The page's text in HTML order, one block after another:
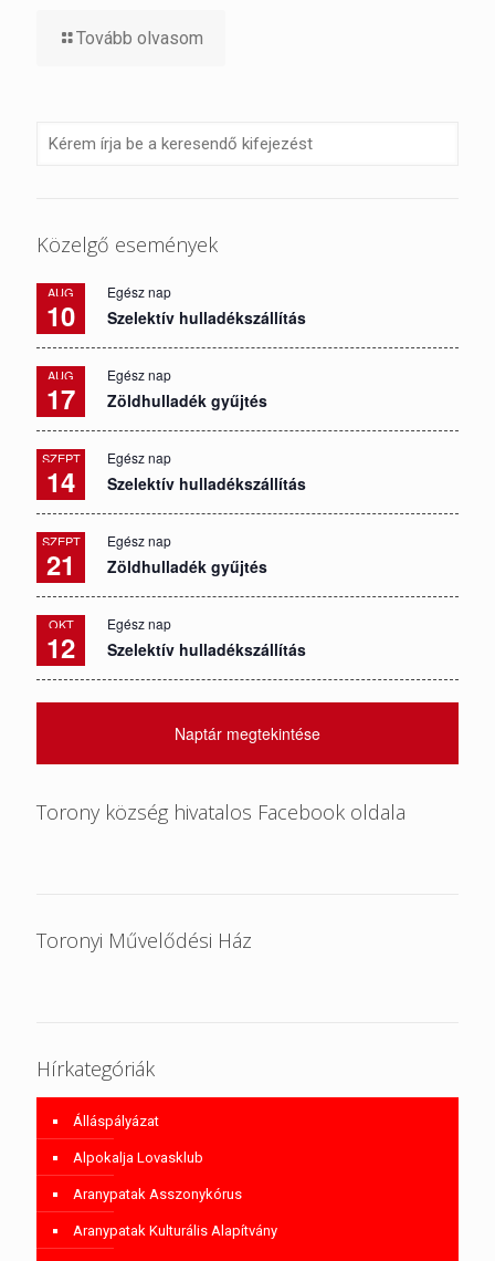
Tovább olvasom
Közelgő események
AUG
10
Egész nap
Szelektív hulladékszállítás
AUG
17
Egész nap
Zöldhulladék gyűjtés
SZEPT
14
Egész nap
Szelektív hulladékszállítás
SZEPT
21
Egész nap
Zöldhulladék gyűjtés
OKT
12
Egész nap
Szelektív hulladékszállítás
Naptár megtekintése
Torony község hivatalos Facebook oldala
Toronyi Művelődési Ház
Hírkategóriák
Álláspályázat
Alpokalja Lovasklub
Aranypatak Asszonykórus
Aranypatak Kulturális Alapítvány